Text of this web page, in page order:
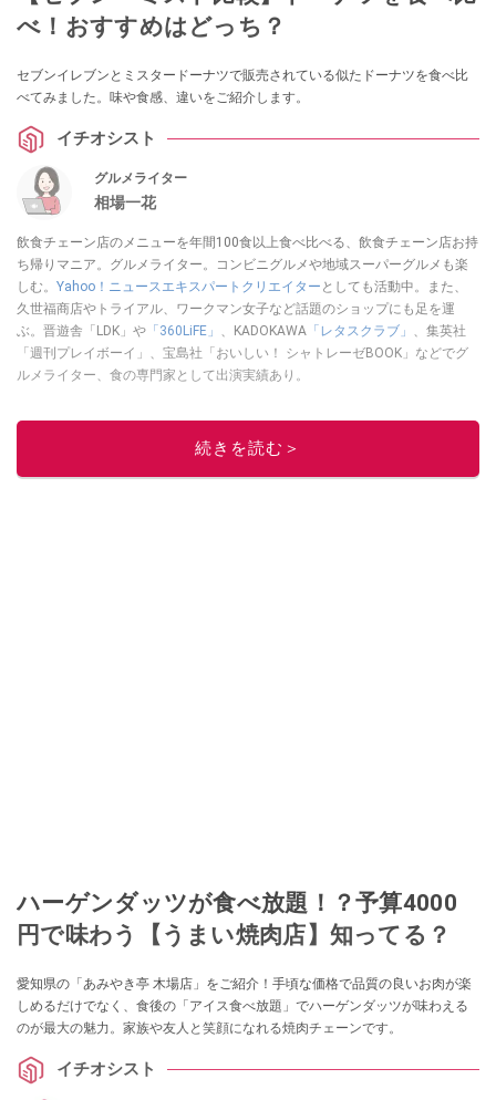
べ！おすすめはどっち？
セブンイレブンとミスタードーナツで販売されている似たドーナツを食べ比
べてみました。味や食感、違いをご紹介します。
イチオシスト
グルメライター
相場一花
飲食チェーン店のメニューを年間100食以上食べ比べる、飲食チェーン店お持
ち帰りマニア。グルメライター。コンビニグルメや地域スーパーグルメも楽
しむ。 Yahoo！ニュースエキスパートクリエイター としても活動中。また、
久世福商店やトライアル、ワークマン女子など話題のショップにも足を運
ぶ。晋遊舎「LDK」や 「360LiFE」 、KADOKAWA 「レタスクラブ」 、集英社
「週刊プレイボーイ」、宝島社「おいしい！ シャトレーゼBOOK」などでグ
ルメライター、食の専門家として出演実績あり。
続きを読む＞
ハーゲンダッツが食べ放題！？予算4000
円で味わう【うまい焼肉店】知ってる？
愛知県の「あみやき亭 木場店」をご紹介！手頃な価格で品質の良いお肉が楽
しめるだけでなく、食後の「アイス食べ放題」でハーゲンダッツが味わえる
のが最大の魅力。家族や友人と笑顔になれる焼肉チェーンです。
イチオシスト